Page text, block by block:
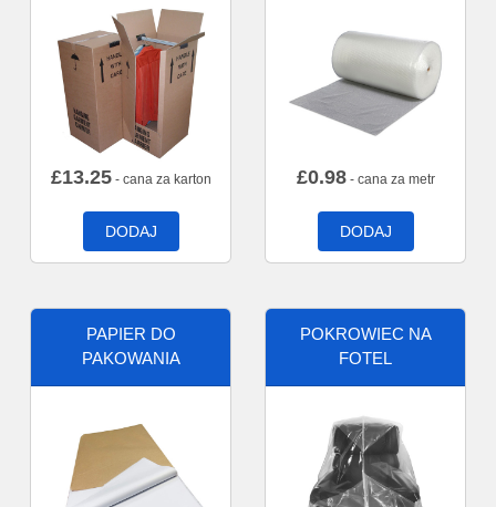
£13.25- cana za karton
DODAJ
£0.98- cana za metr
DODAJ
PAPIER DO
PAKOWANIA
POKROWIEC NA
FOTEL